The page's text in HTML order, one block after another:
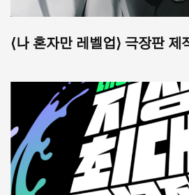
⟨나 혼자만 레벨업⟩ 극장판 제